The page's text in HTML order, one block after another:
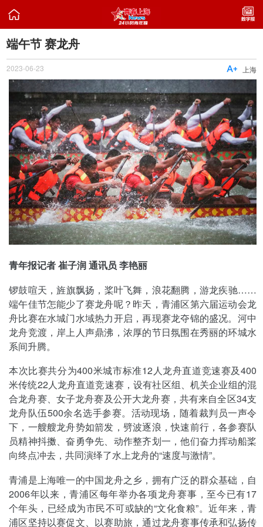

端午节 赛龙舟
2023-06-23 上海

青年报记者 崔子润 通讯员 李艳丽
锣鼓喧天，旌旗飘扬，桨叶飞舞，浪花翻腾，游龙疾驰……
端午佳节怎能少了赛龙舟呢？昨天，青浦区第六届运动会龙
舟比赛在水城门水域热力开启，再现赛龙夺锦的盛况。河中
龙舟竞渡，岸上人声鼎沸，浓厚的节日氛围在秀丽的环城水
系间升腾。
本次比赛共分为400米城市标准12人龙舟直道竞速赛及400
米传统22人龙舟直道竞速赛，设有社区组、机关企业组的混
合龙舟赛、女子龙舟赛及公开大龙舟赛，共有来自全区34支
龙舟队伍500余名选手参赛。活动现场，随着裁判员一声令
下，一艘艘龙舟势如箭发，劈波逐浪，快速前行，各参赛队
员精神抖擞、奋勇争先、动作整齐划一，他们奋力挥动船桨
向终点冲去，共同演绎了水上龙舟的“速度与激情”。
青浦是上海唯一的中国龙舟之乡，拥有广泛的群众基础，自
2006年以来，青浦区每年举办各项龙舟赛事，至今已有17
个年头，已经成为市民不可或缺的“文化食粮”。近年来，青
浦区坚持以赛促文、以赛助旅，通过龙舟赛事传承和弘扬传